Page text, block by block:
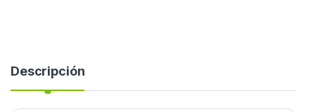
Descripción